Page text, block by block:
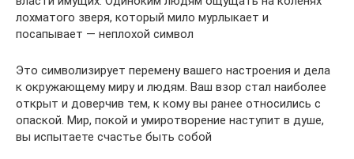
лохматого зверя, который мило мурлыкает и
посапывает — неплохой символ
Это символизирует перемену вашего настроения и дела
к окружающему миру и людям. Ваш взор стал наиболее
открыт и доверчив тем, к кому вы ранее относились с
опаской. Мир, покой и умиротворение наступит в душе,
вы испытаете счастье быть собой